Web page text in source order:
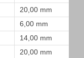
20,00 mm
6,00 mm
14,00 mm
20,00 mm